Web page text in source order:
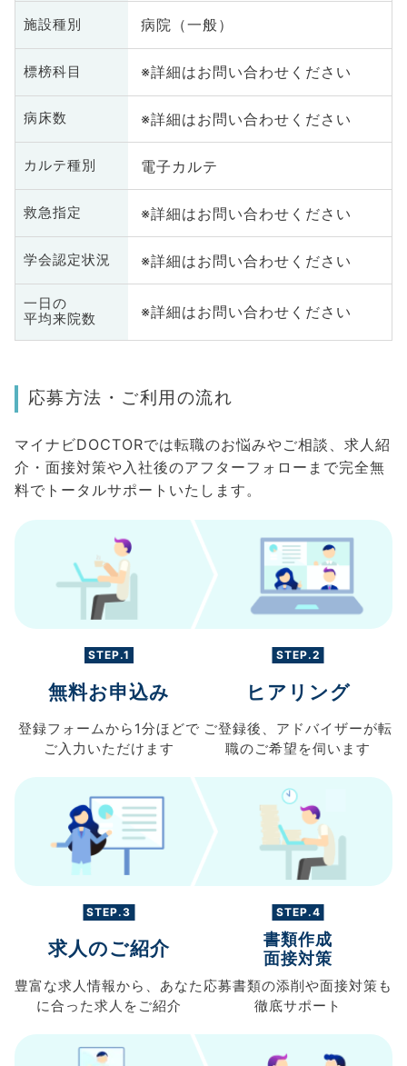
施設種別 病院（一般）
標榜科目 ※詳細はお問い合わせください
病床数 ※詳細はお問い合わせください
カルテ種別 電子カルテ
救急指定 ※詳細はお問い合わせください
学会認定状況 ※詳細はお問い合わせください
一日の
平均来院数
※詳細はお問い合わせください
応募方法・ご利用の流れ
マイナビDOCTORでは転職のお悩みやご相談、求人紹
介・面接対策や入社後のアフターフォローまで完全無
料でトータルサポートいたします。
STEP.1
無料お申込み
登録フォームから 1分ほどで
ご入力 いただけます
STEP.2
ヒアリング
ご登録後、 アドバイザーが転
職のご希望を伺います
STEP.3
求人のご紹介
豊富な求人情報から、 あなた
に合った求人を ご紹介
STEP.4
書類作成
面接対策
応募書類の添削や面接対策も
徹底サポート